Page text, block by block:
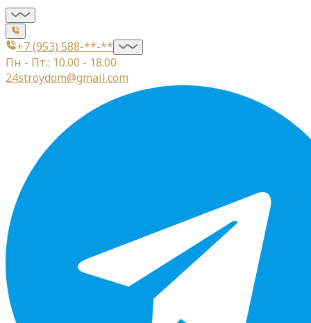
+7 (953) 588-**-**
Пн - Пт.: 10.00 - 18.00
24stroydom@gmail.com